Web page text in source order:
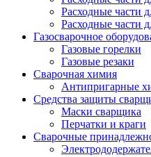
Расходные части
Расходные части
Газосварочное
Газовые горелки
Газовые резаки
Сварочная химия
Антипригарные
Средства защиты
Маски сварщика
Перчатки и краги
Сварочные